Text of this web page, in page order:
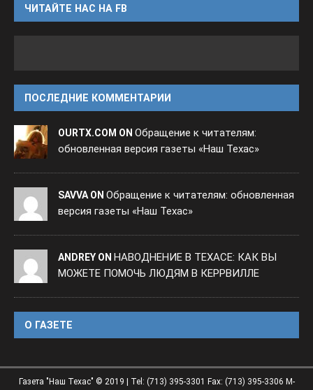
ЧИТАЙТЕ НАС НА FB
ПОСЛЕДНИЕ КОММЕНТАРИИ
OURTX.COM ON Обращение к читателям:
обновленная версия газеты «Наш Техас»
SAVVA ON Обращение к читателям: обновленная
версия газеты «Наш Техас»
ANDREY ON НАВОДНЕНИЕ В ТЕХАСЕ: КАК ВЫ
МОЖЕТЕ ПОМОЧЬ ЛЮДЯМ В КЕРРВИЛЛЕ
O ГАЗЕТЕ
Газета "Наш Техас" © 2019 | Tel: (713) 395-3301 Fax: (713) 395-3306 M-